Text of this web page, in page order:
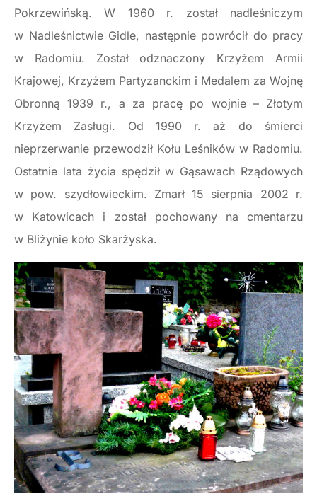
Pokrzewińską. W 1960 r. został nadleśniczym
w Nadleśnictwie Gidle, następnie powrócił do pracy
w Radomiu. Został odznaczony Krzyżem Armii
Krajowej, Krzyżem Partyzanckim i Medalem za Wojnę
Obronną 1939 r., a za pracę po wojnie – Złotym
Krzyżem Zasługi. Od 1990 r. aż do śmierci
nieprzerwanie przewodził Kołu Leśników w Radomiu.
Ostatnie lata życia spędził w Gąsawach Rządowych
w pow. szydłowieckim. Zmarł 15 sierpnia 2002 r.
w Katowicach i został pochowany na cmentarzu
w Bliżynie koło Skarżyska.